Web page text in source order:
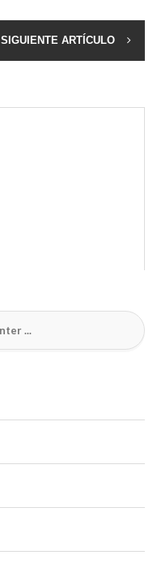
SIGUIENTE ARTÍCULO